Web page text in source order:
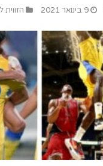
9 בינואר 2021 הזווית